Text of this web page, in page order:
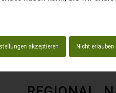
akzeptieren Nicht erlauben